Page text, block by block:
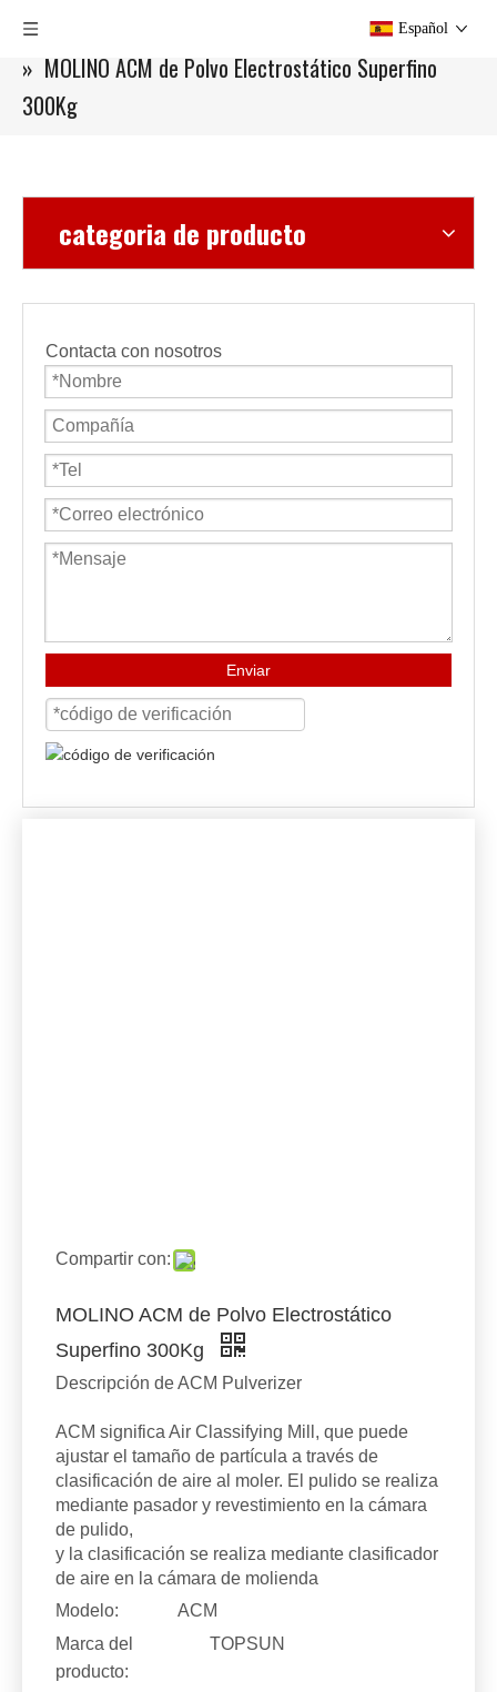
Español
Usted está aquí:
Molino ACM
» MOLINO ACM de Polvo Electrostático Superfino
300Kg
categoria de producto
Contacta con nosotros
Enviar
Compartir con:
MOLINO ACM de Polvo Electrostático
Superfino 300Kg
Descripción de ACM Pulverizer
ACM significa Air Classifying Mill, que puede
ajustar el tamaño de partícula a través de
clasificación de aire al moler. El pulido se realiza
mediante pasador y revestimiento en la cámara
de pulido,
y la clasificación se realiza mediante clasificador
de aire en la cámara de molienda
Modelo:
ACM
Marca del
producto:
TOPSUN